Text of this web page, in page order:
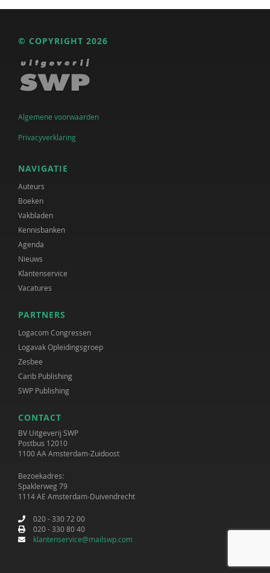
© COPYRIGHT 2026
Algemene voorwaarden
Privacyverklaring
NAVIGATIE
Auteurs
Boeken
Vakbladen
Kennisbanken
Agenda
Nieuws
Klantenservice
Vacatures
PARTNERS
Logacom Congressen
Logavak Opleidingsgroep
Zesbee
Carib Publishing
SWP Publishing
CONTACT
BV Uitgeverij SWP
Postbus 12010
1100 AA Amsterdam-Zuidoost
Bezoekadres:
Spaklerweg 79
1114 AE Amsterdam-Duivendrecht
020 - 330 72 00
020 - 330 80 40
klantenservice@mailswp.com